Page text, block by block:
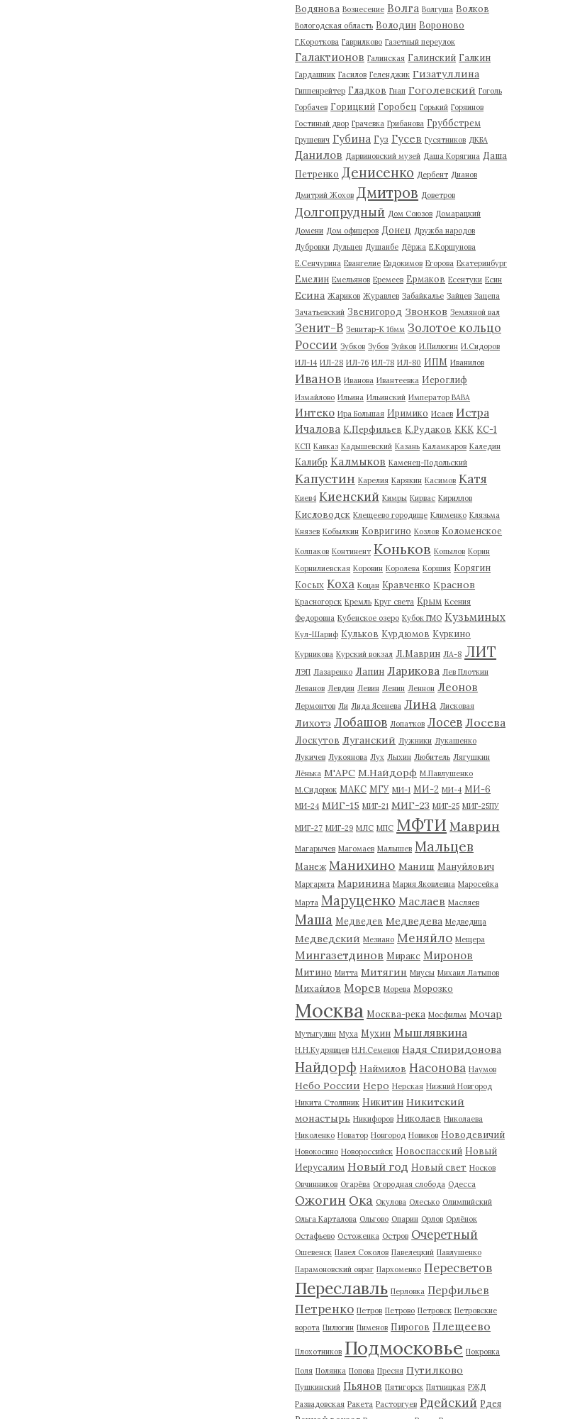
Водянова Вознесение Волга Волгуша Волков
Вологодская область Володин Вороново
Г.Короткова Гаврилково Газетный переулок
Галактионов Галинская Галинский Галкин
Гардашник Гасилов Геленджик Гизатуллина
Гиппенрейтер Гладков Гнап Гоголевский Гоголь
Горбачев Горицкий Горобец Горький Горяинов
Гостиный двор Грачевка Грибанова Груббстрем
Грушевич Губина Гуз Гусев Гусятников ДКБА
Данилов Дарвиновский музей Даша Корягина Даша
Петренко Денисенко Дербент Дианов
Дмитрий Жохов Дмитров Доветров
Долгопрудный Дом Союзов Домарацкий
Домени Дом офицеров Донец Дружба народов
Дубровки Дульцев Душанбе Дёржа Е.Коршунова
Е.Сенчурина Евангелие Евдокимов Егорова Екатеринбург
Емелин Емельянов Еремеев Ермаков Есентуки Есин
Есина Жариков Журавлев Забайкалье Зайцев Зацепа
Зачатьевский Звенигород Звонков Земляной вал
Зенит-В Зенитар-К 16мм Золотое кольцо
России Зубков Зубов Зуйков И.Пилюгин И.Сидоров
ИЛ-14 ИЛ-28 ИЛ-76 ИЛ-78 ИЛ-80 ИПМ Иванилов
Иванов Иванова Ивантеевка Иероглиф
Измайлово Ильина Ильинский Император ВАВА
Интеко Ира Большая Иримико Исаев Истра
Ичалова К.Перфильев К.Рудаков ККК КС-1
КСП Кавказ Кадышевский Казань Каламкаров Каледин
Калибр Калмыков Каменец-Подольский
Капустин Карелия Карякин Касимов Катя
Киев4 Киенский Кимры Кирвас Кириллов
Кисловодск Клещеево городище Клименко Клязьма
Князев Кобылкин Ковригино Козлов Коломенское
Колпаков Континент Коньков Копылов Корин
Корнилиевская Коровин Королева Коршия Корягин
Косых Коха Коцан Кравченко Краснов
Красногорск Кремль Круг света Крым Ксения
Федоровна Кубенское озеро Кубок ГМО Кузьминых
Кул-Шариф Кульков Курдюмов Куркино
Курникова Курский вокзал Л.Маврин ЛА-8 ЛИТ
ЛЭП Лазаренко Лапин Ларикова Лев Плоткин
Леванов Левдин Левин Ленин Леннон Леонов
Лермонтов Ли Лида Ясенева Лина Лисковая
Лихотэ Лобашов Лопатков Лосев Лосева
Лоскутов Луганский Лужники Лукашенко
Лукичев Лукоянова Лух Лыхин Любитель Лягушкин
Лёнька М'АРС М.Найдорф М.Павлушенко
М.Сидорюк МАКС МГУ МИ-1 МИ-2 МИ-4 МИ-6
МИ-24 МИГ-15 МИГ-21 МИГ-23 МИГ-25 МИГ-25ПУ
МИГ-27 МИГ-29 МЛС МПС МФТИ Маврин
Магарычев Магомаев Малышев Мальцев
Манеж Манихино Маниш Мануйлович
Маргарита Маринина Мария Яковлевна Маросейка
Марта Маруценко Маслаев Масляев
Маша Медведев Медведева Медведица
Медведский Мезиано Меняйло Мещера
Мингазетдинов Миракс Миронов
Митино Митта Митягин Миусы Михаил Латыпов
Михайлов Морев Морева Морозко
Москва Москва-река Мосфильм Мочар
Мутыгулин Муха Мухин Мышлявкина
Н.Н.Кудрявцев Н.Н.Семенов Надя Спиридонова
Найдорф Наймилов Насонова Наумов
Небо России Неро Нерская Нижний Новгород
Никита Столпник Никитин Никитский
монастырь Никифоров Николаев Николаева
Николенко Новатор Новгород Новиков Новодевичий
Новокосино Новороссийск Новоспасский Новый
Иерусалим Новый год Новый свет Носков
Овчинников Огарёва Огородная слобода Одесса
Ожогин Ока Окулова Олесько Олимпийский
Ольга Карталова Ольгово Опарин Орлов Орлёнок
Остафьево Остоженка Остров Очеретный
Ошевенск Павел Соколов Павелецкий Павлушенко
Парамоновский овраг Пархоменко Пересветов
Переславль Перловка Перфильев
Петренко Петров Петрово Петровск Петровские
ворота Пилюгин Пименов Пирогов Плещеево
Плохотников Подмосковье Покровка
Поля Полянка Попова Пресня Путилково
Пушкинский Пьянов Пятигорск Пятницкая РЖД
Развадовская Ракета Расторгуев Рдейский Рдея